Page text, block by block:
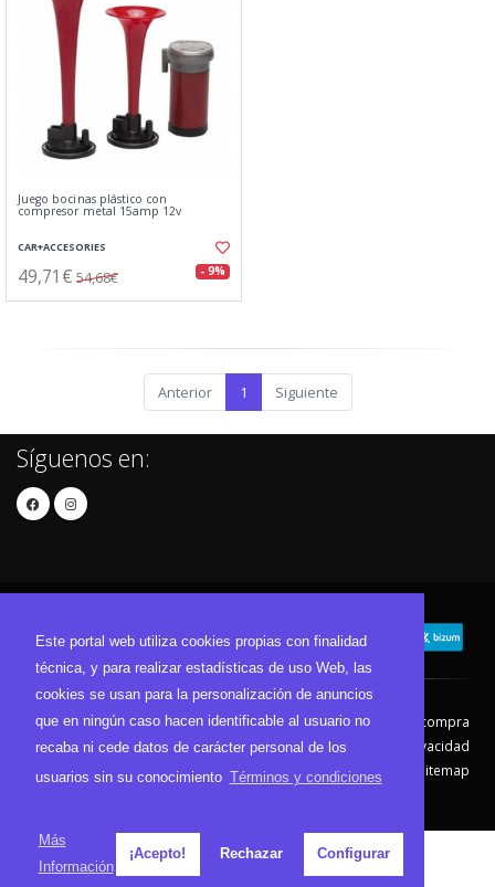
Este portal web utiliza cookies propias con finalidad
técnica, y para realizar estadísticas de uso Web, las
cookies se usan para la personalización de anuncios
que en ningún caso hacen identificable al usuario no
recaba ni cede datos de carácter personal de los
usuarios sin su conocimiento Términos y condiciones
Más
Información
¡Acepto! Rechazar Configurar
Juego bocinas plástico con
compresor metal 15amp 12v
CAR+ACCESORIES
49,71€ 54,68€ - 9%
Anterior 1 Siguiente
Síguenos en:
Contacto Aviso Legal
Condiciones de compra
Política de envíos
Política de devolución
Política de Privacidad
Política de Cookies
Sitemap